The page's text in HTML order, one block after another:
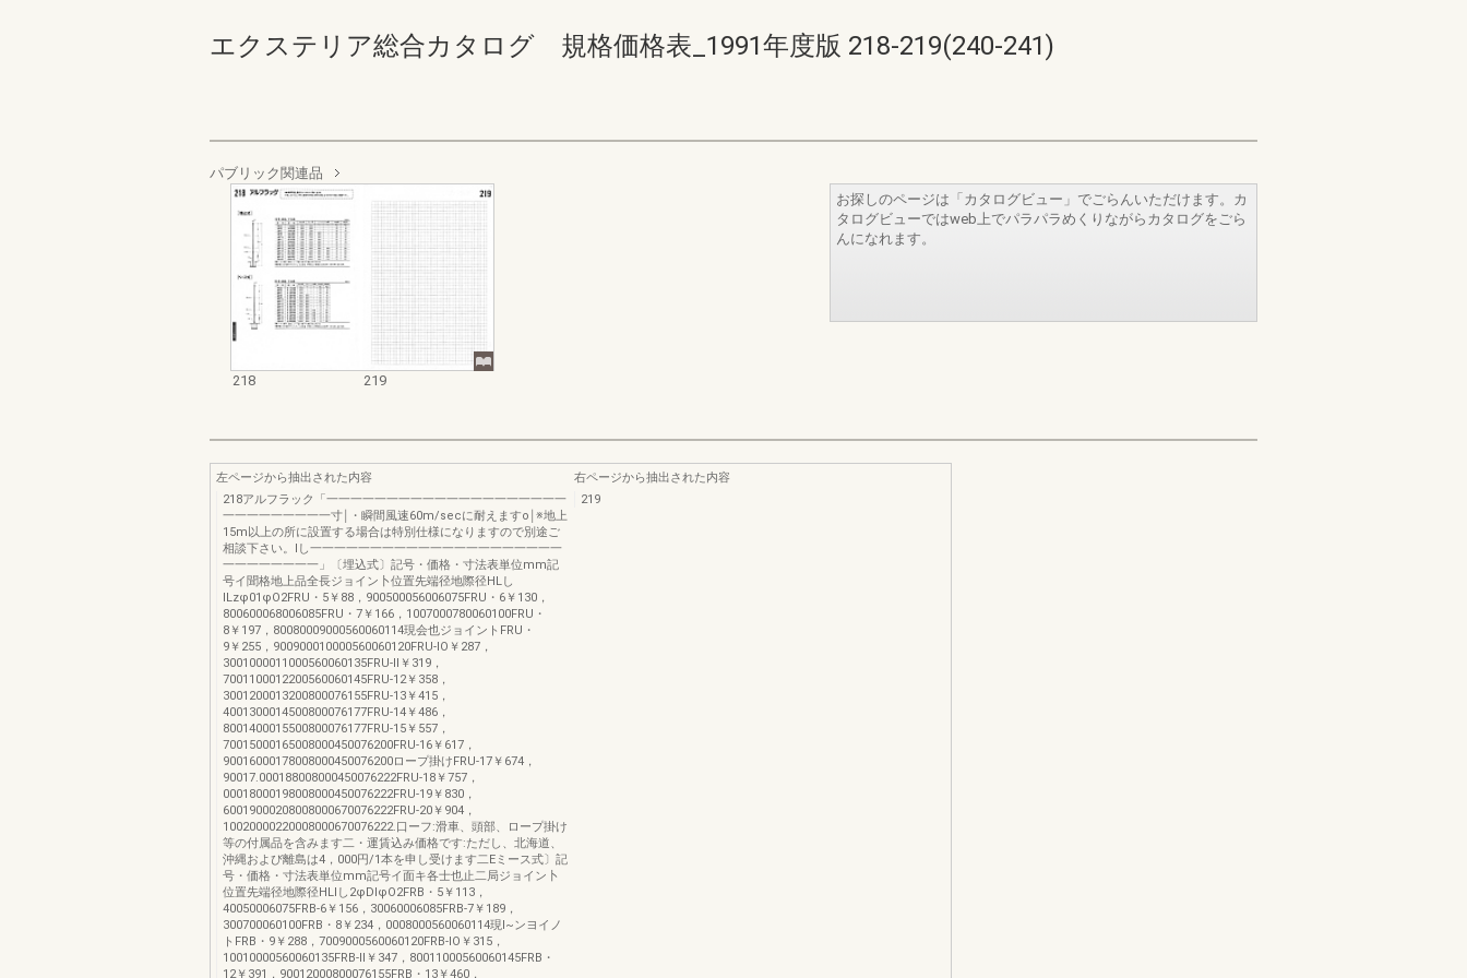
エクステリア総合カタログ 規格価格表_1991年度版 218-219(240-241)
パブリック関連品
218 219
お探しのページは「カタログビュー」でごらんいただけます。カ
タログビューではweb上でパラパラめくりながらカタログをごら
んになれます。
左ページから抽出された内容
218アルフラック「一一一一一一一一一一一一一一一一一一一一
一一一一一一一一一寸￨・瞬間風速60m/secに耐えますo￨※地上
15m以上の所に設置する場合は特別仕様になりますので別途ご
相談下さい。Iし一一一一一一一一一一一一一一一一一一一一一
一一一一一一一一」〔埋込式〕記号・価格・寸法表単位mm記
号イ聞格地上品全長ジョイン卜位置先端径地際径HLし
lLzφ01φO2FRU・5￥88，900500056006075FRU・6￥130，
800600068006085FRU・7￥166，1007000780060100FRU・
8￥197，80080009000560060114現会也ジョイントFRU・
9￥255，900900010000560060120FRU-IO￥287，
3001000011000560060135FRU-II￥319，
7001100012200560060145FRU-12￥358，
3001200013200800076155FRU-13￥415，
4001300014500800076177FRU-14￥486，
8001400015500800076177FRU-15￥557，
70015000165008000450076200FRU-16￥617，
90016000178008000450076200ロープ掛けFRU-17￥674，
90017.000188008000450076222FRU-18￥757，
00018000198008000450076222FRU-19￥830，
60019000208008000670076222FRU-20￥904，
10020000220008000670076222.口ーフ:滑車、頭部、ロープ掛け
等の付属品を含みます二・運賃込み価格です:ただし、北海道、
沖縄および離島は4，000円/1本を申し受けます二Eミース式〕記
号・価格・寸法表単位mm記号イ面キ各士也止二局ジョイン卜
位置先端径地際径HLIし2φDIφO2FRB・5￥113，
40050006075FRB-6￥156，30060006085FRB-7￥189，
300700060100FRB・8￥234，0008000560060114現I~ンヨイノ
トFRB・9￥288，7009000560060120FRB-IO￥315，
10010000560060135FRB-II￥347，80011000560060145FRB・
12￥391，90012000800076155FRB・13￥460，
右ページから抽出された内容
219